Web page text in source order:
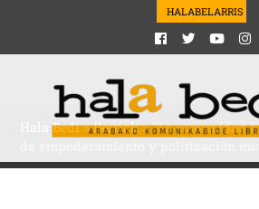
HALABELARRIS
Hala Bedi>Berriak>“La comunidad